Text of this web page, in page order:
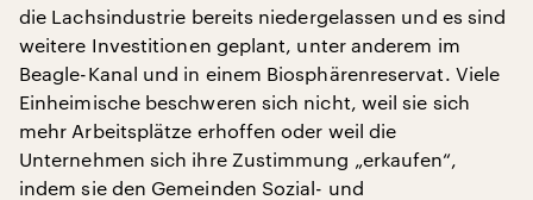
die Lachsindustrie bereits niedergelassen und es sind
weitere Investitionen geplant, unter anderem im
Beagle-Kanal und in einem Biosphärenreservat. Viele
Einheimische beschweren sich nicht, weil sie sich
mehr Arbeitsplätze erhoffen oder weil die
Unternehmen sich ihre Zustimmung „erkaufen“,
indem sie den Gemeinden Sozial- und